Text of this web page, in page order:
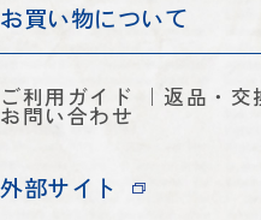
お買い物について
ご利用ガイド 返品・交
お問い合わせ
外部サイト